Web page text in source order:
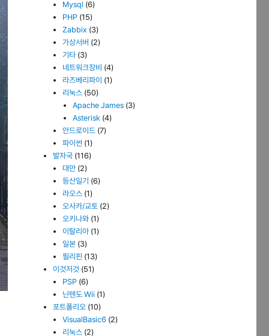
Mysql (6)
PHP (15)
Zabbix (3)
가상서버 (2)
기타 (3)
네트워크장비 (4)
라즈베리파이 (1)
리눅스 (50)
Apache James(3)
Asterisk(4)
안드로이드 (7)
파이썬 (1)
발자국 (116)
대만 (2)
등산일기 (6)
라오스 (1)
오사카/교토 (2)
오키나와 (1)
이탈리아 (1)
일본 (3)
필리핀 (13)
이것저것 (51)
PSP (6)
닌텐도 Wii (1)
포트폴리오 (10)
VisualBasic6 (2)
리눅스 (2)